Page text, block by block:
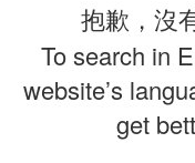
抱歉，沒
To search in
website’s
get